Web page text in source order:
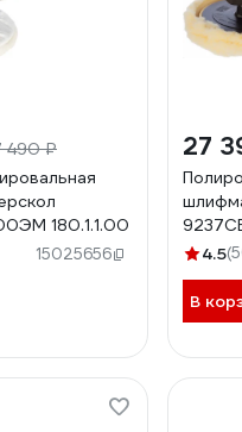
490 ₽
180.1.1.00
15025656
27
4.5
В